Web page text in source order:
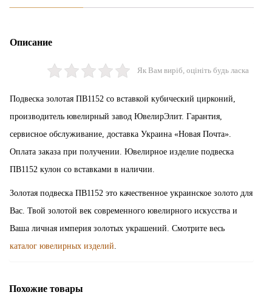
Описание
Як Вам виріб, оцініть будь ласка
Подвеска золотая ПВ1152 со вставкой кубический цирконий,
производитель ювелирный завод ЮвелирЭлит. Гарантия,
сервисное обслуживание, доставка Украина «Новая Почта».
Оплата заказа при получении. Ювелирное изделие подвеска
ПВ1152 кулон со вставками в наличии.
Золотая подвеска ПВ1152 это качественное украинское золото для
Вас. Твой золотой век современного ювелирного искусства и
Ваша личная империя золотых украшений. Смотрите весь
каталог ювелирных изделий
Похожие товары